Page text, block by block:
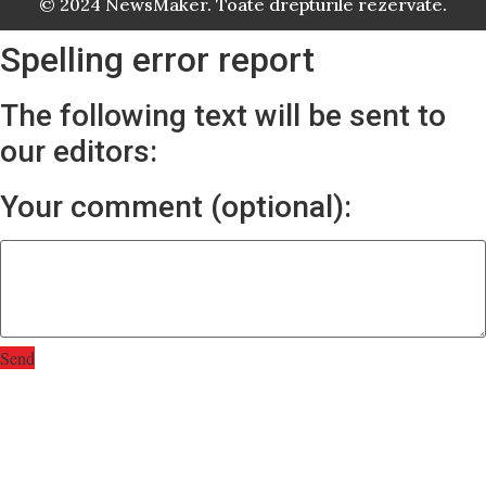
Spelling error report
The following text will be sent to
our editors:
Your comment (optional):
Send